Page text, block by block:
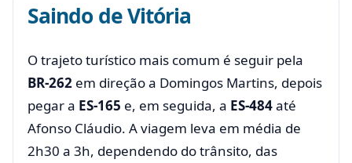
Saindo de Vitória
O trajeto turístico mais comum é seguir pela
BR-262 em direção a Domingos Martins, depois
pegar a ES-165 e, em seguida, a ES-484até
Afonso Cláudio. A viagem leva em média de
2h30 a 3h, dependendo do trânsito, das